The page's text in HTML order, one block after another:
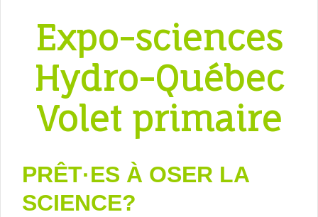
Expo-sciences
Hydro-Québec
Volet primaire
PRÊT·ES À OSER LA
SCIENCE?